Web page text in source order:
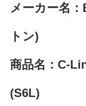
メーカー名
トン)
商品名：C-
(S6L)